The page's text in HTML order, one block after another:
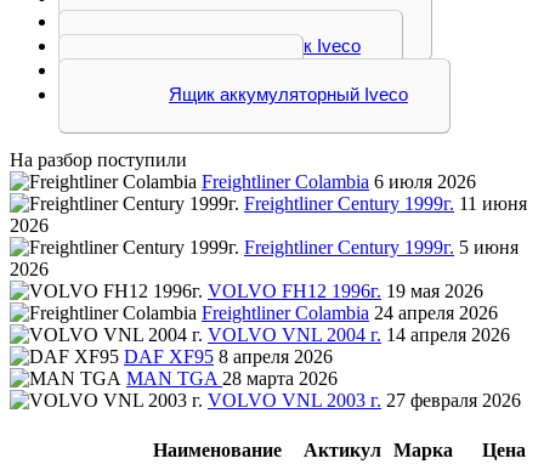
Траверса, трапик Iveco
Ящик аккумуляторный Iveco
На разбор поступили
Freightliner Colambia 6 июля 2026
Freightliner Century 1999г. 11 июня
2026
Freightliner Century 1999г. 5 июня
2026
VOLVO FH12 1996г. 19 мая 2026
Freightliner Colambia 24 апреля 2026
VOLVO VNL 2004 г. 14 апреля 2026
DAF XF95 8 апреля 2026
MAN TGA 28 марта 2026
VOLVO VNL 2003 г. 27 февраля 2026
Наименование Актикул Марка Цена